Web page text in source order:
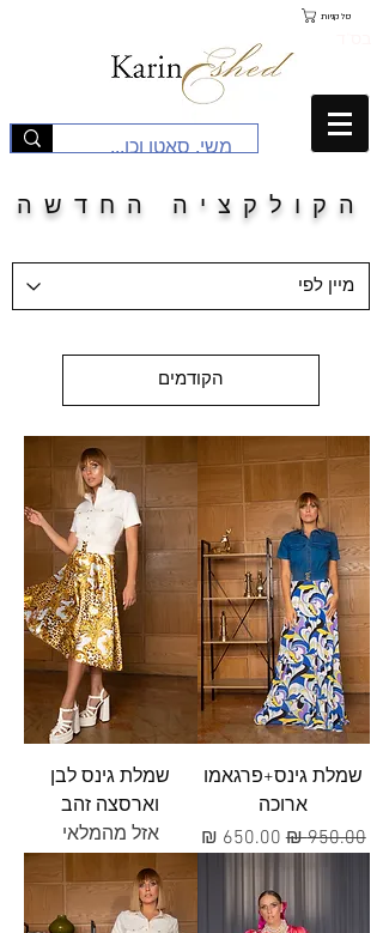
סל קניות
הקולקציה החדשה
הקודמים
שמלת גינס+פרגאמו
ארוכה
מחיר רגיל‏950.00 ‏₪ מחיר מבצע
שמלת גינס לבן
וארסצה זהב
אזל מהמלאי